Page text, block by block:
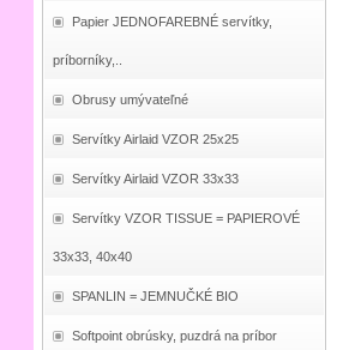
Papier JEDNOFAREBNÉ servítky,
príborníky,..
Obrusy umývateľné
Servítky Airlaid VZOR 25x25
Servítky Airlaid VZOR 33x33
Servítky VZOR TISSUE = PAPIEROVÉ
33x33, 40x40
SPANLIN = JEMNUČKÉ BIO
Softpoint obrúsky, puzdrá na príbor